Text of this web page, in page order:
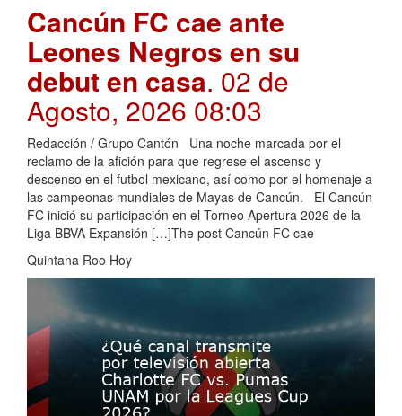
Cancún FC cae ante
Leones Negros en su
debut en casa. 02 de
Agosto, 2026 08:03
Redacción / Grupo Cantón Una noche marcada por el
reclamo de la afición para que regrese el ascenso y
descenso en el futbol mexicano, así como por el homenaje a
las campeonas mundiales de Mayas de Cancún. El Cancún
FC inició su participación en el Torneo Apertura 2026 de la
Liga BBVA Expansión […]The post Cancún FC cae
Quintana Roo Hoy